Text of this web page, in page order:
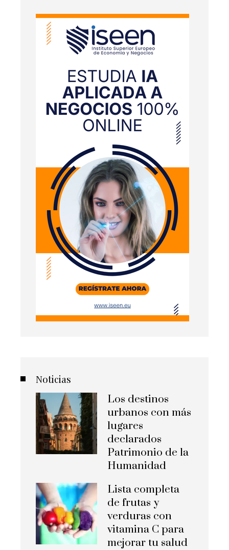
Noticias
Los destinos
urbanos con más
lugares
declarados
Patrimonio de la
Humanidad
Lista completa
de frutas y
verduras con
vitamina C para
mejorar tu salud